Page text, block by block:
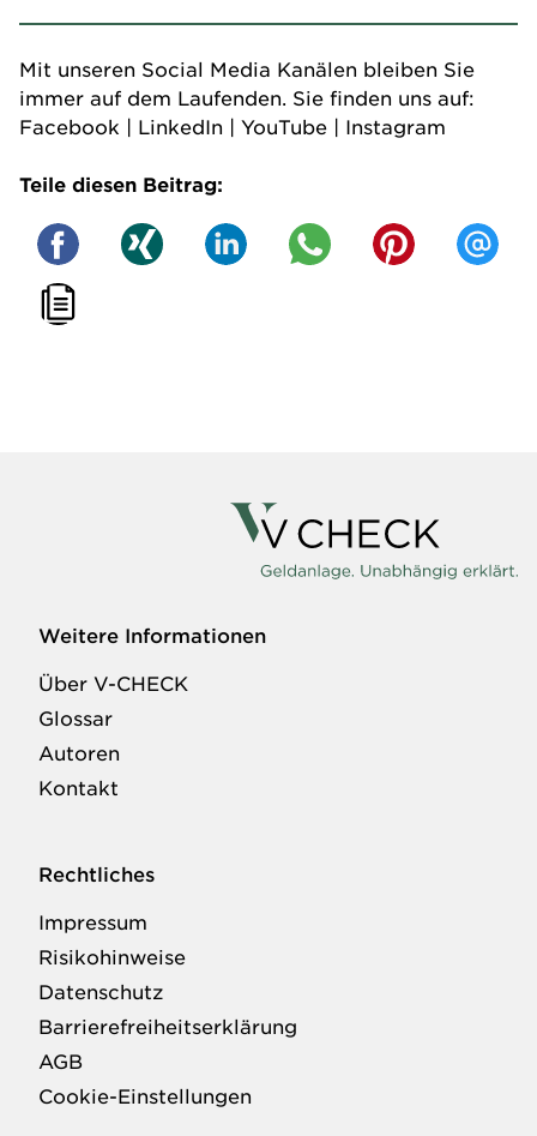
Mit unseren Social Media Kanälen bleiben Sie
immer auf dem Laufenden. Sie finden uns auf:
Facebook | LinkedIn | YouTube | Instagram
Teile diesen Beitrag:
Weitere Informationen
Über V-CHECK
Glossar
Autoren
Kontakt
Rechtliches
Impressum
Risikohinweise
Datenschutz
Barrierefreiheitserklärung
AGB
Cookie-Einstellungen